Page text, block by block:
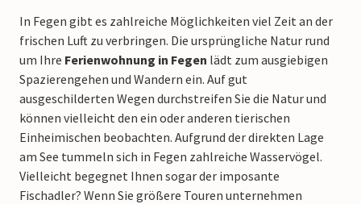
In Fegen gibt es zahlreiche Möglichkeiten viel Zeit an der
frischen Luft zu verbringen. Die ursprüngliche Natur rund
um Ihre Ferienwohnung in Fegen lädt zum ausgiebigen
Spazierengehen und Wandern ein. Auf gut
ausgeschilderten Wegen durchstreifen Sie die Natur und
können vielleicht den ein oder anderen tierischen
Einheimischen beobachten. Aufgrund der direkten Lage
am See tummeln sich in Fegen zahlreiche Wasservögel.
Vielleicht begegnet Ihnen sogar der imposante
Fischadler? Wenn Sie größere Touren unternehmen